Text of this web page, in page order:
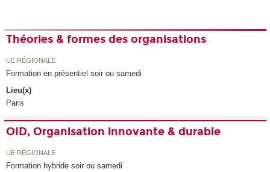
Théories & formes des organisations
UE RÉGIONALE
Formation en présentiel soir ou samedi
Lieu(x)
Paris
OID, Organisation innovante & durable
UE RÉGIONALE
Formation hybride soir ou samedi